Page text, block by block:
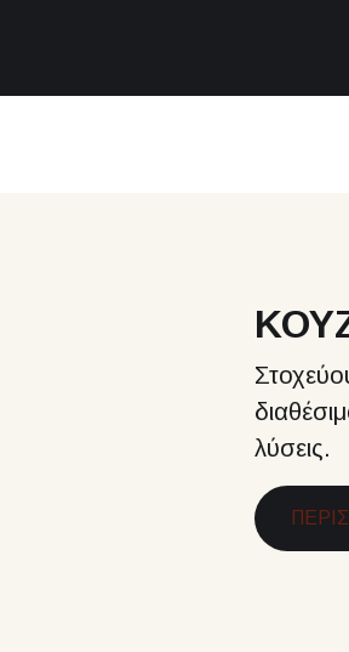
λύσεις.